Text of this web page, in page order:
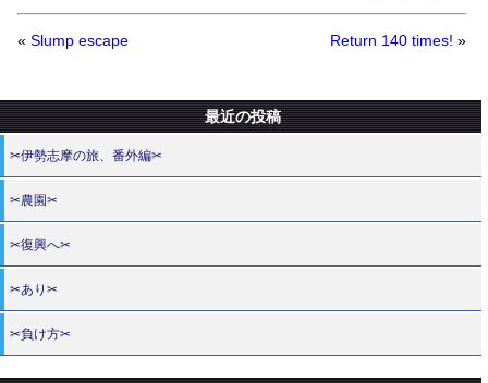
« Slump escape Return 140 times! »
最近の投稿
✂伊勢志摩の旅、番外編✂
✂農園✂
✂復興へ✂
✂あり✂
✂負け方✂